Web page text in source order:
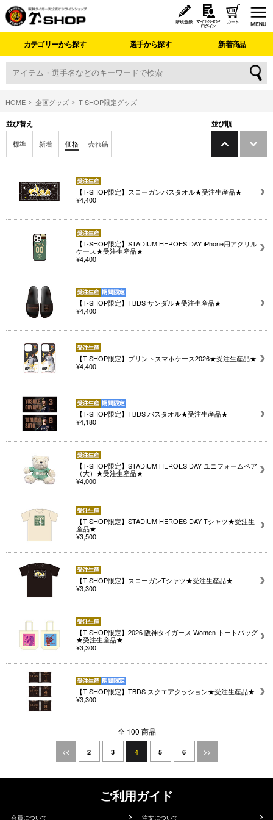
カテゴリーから探す 選手から探す 新着商品
HOME 企画グッズ T-SHOP限定グッズ
並び替え
標準 新着 価格 売れ筋
並び順
【T-SHOP限定】スローガンバスタオル★受注生産品★
¥4,400
【T-SHOP限定】STADIUM HEROES DAY iPhone用アクリル
ケース★受注生産品★
¥4,400
【T-SHOP限定】TBDS サンダル★受注生産品★
¥4,400
【T-SHOP限定】プリントスマホケース2026★受注生産品★
¥4,400
【T-SHOP限定】TBDS バスタオル★受注生産品★
¥4,180
【T-SHOP限定】STADIUM HEROES DAY ユニフォームベア
（大）★受注生産品★
¥4,000
【T-SHOP限定】STADIUM HEROES DAY Tシャツ★受注生
産品★
¥3,500
【T-SHOP限定】スローガンTシャツ★受注生産品★
¥3,300
【T-SHOP限定】2026 阪神タイガース Women トートバッグ
★受注生産品★
¥3,300
【T-SHOP限定】TBDS スクエアクッション★受注生産品★
¥3,300
全 100 商品
<< 2 3 4 5 6 >>
ご利用ガイド
会員について 注文について